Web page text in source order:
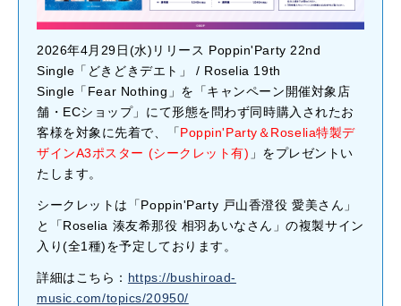
2026年4月29日(水)リリース Poppin'Party 22nd
Single「どきどきデエト」 / Roselia 19th
Single「Fear Nothing」を「キャンペーン開催対象店
舗・ECショップ」にて形態を問わず同時購入されたお
客様を対象に先着で、「Poppin'Party＆Roselia特製デ
ザインA3ポスター (シークレット有) 」をプレゼントい
たします。
シークレットは「Poppin'Party 戸山香澄役 愛美さん」
と「Roselia 湊友希那役 相羽あいなさん」の複製サイン
入り(全1種)を予定しております。
詳細はこちら： https://bushiroad-
music.com/topics/20950/